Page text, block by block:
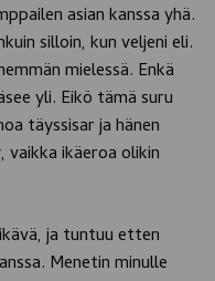
asian kanssa yhä.
silloin, kun veljeni eli.
mielessä. Enkä
yli. Eikö tämä suru
täyssisar ja hänen
vaikka ikäeroa olikin
ja tuntuu etten
Menetin minulle